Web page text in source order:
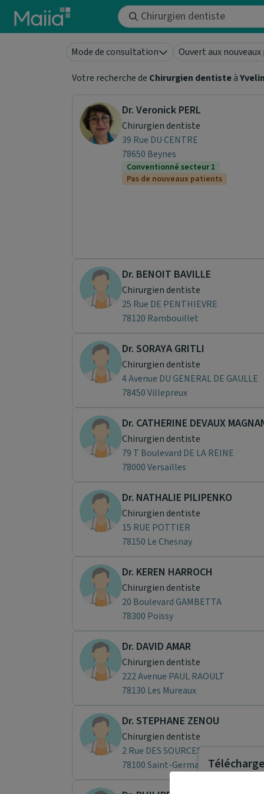
Aller au contenu principal
Mode de consultation Ouvert aux
Votre recherche de Chirurgien dentisteà
Dr. Veronick PERL
Chirurgien dentiste
39 Rue DU CENTRE
78650 Beynes
Conventionné secteur 1
Pas de nouveaux patients
Dr. BENOIT BAVILLE
Chirurgien dentiste
25 Rue DE PENTHIEVRE
78120 Rambouillet
Dr. SORAYA GRITLI
Chirurgien dentiste
4 Avenue DU GENERAL DE GAULLE
78450 Villepreux
Dr. CATHERINE DEVAUX
Chirurgien dentiste
79 T Boulevard DE LA REINE
78000 Versailles
Dr. NATHALIE PILIPENKO
Chirurgien dentiste
15 RUE POTTIER
78150 Le Chesnay
Dr. KEREN HARROCH
Chirurgien dentiste
20 Boulevard GAMBETTA
78300 Poissy
Dr. DAVID AMAR
Chirurgien dentiste
222 Avenue PAUL RAOULT
78130 Les Mureaux
Dr. STEPHANE ZENOU
Chirurgien dentiste
2 Rue DES SOURCES
78100 Saint-Germain-en-Laye